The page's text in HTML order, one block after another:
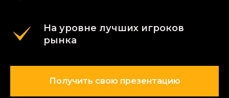
На уровне лучших игроков
рынка
Получить свою презентацию